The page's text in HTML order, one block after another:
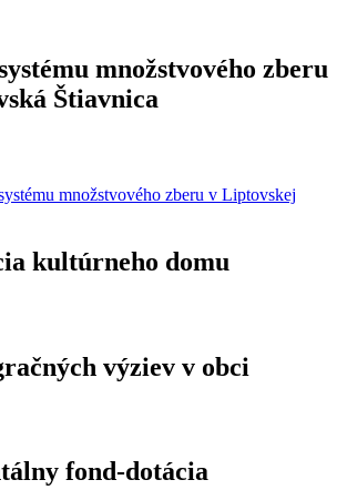
množstvového zberu
Štiavnica
množstvového zberu v Liptovskej
kultúrneho domu
výziev v obci
fond-dotácia